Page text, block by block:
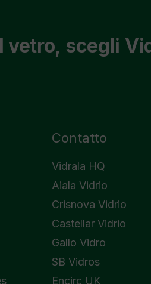
vetro, scegli
Contatto
Vidrala HQ
Aiala Vidrio
Crisnova Vidrio
Castellar Vidrio
Gallo Vidro
SB Vidros
Encirc UK